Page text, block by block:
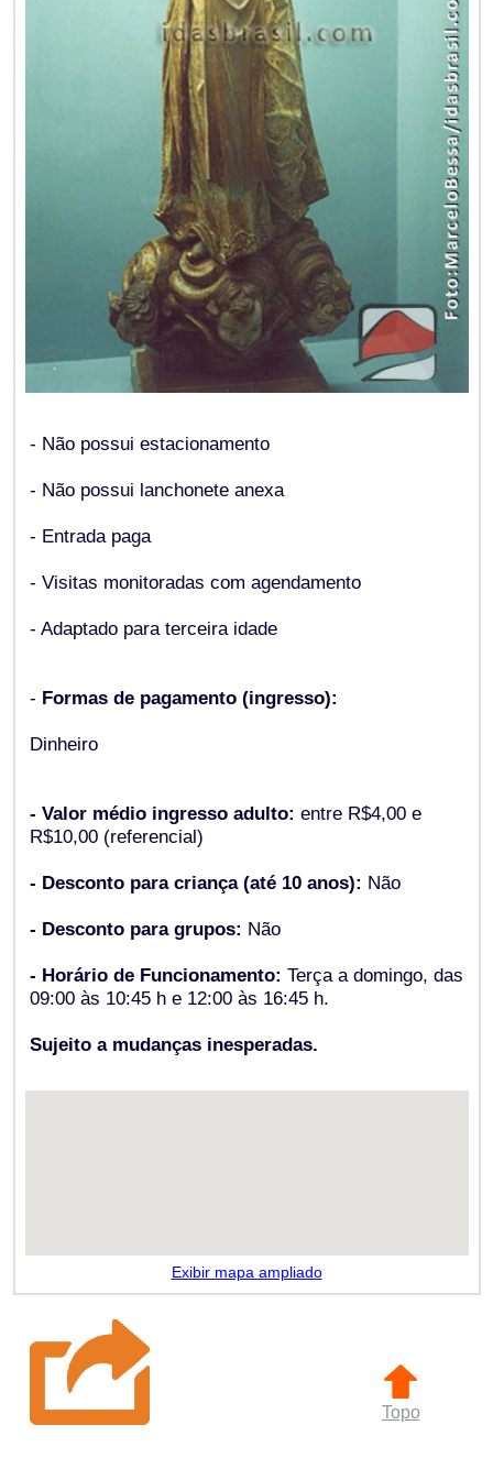
- Não possui estacionamento
- Não possui lanchonete anexa
- Entrada paga
- Visitas monitoradas com agendamento
- Adaptado para terceira idade
- Formas de pagamento (ingresso):
Dinheiro
- Valor médio ingresso adulto: entre R$4,00 e
R$10,00 (referencial)
- Desconto para criança (até 10 anos): Não
- Desconto para grupos: Não
- Horário de Funcionamento: Terça a domingo, das
09:00 às 10:45 h e 12:00 às 16:45 h.
Sujeito a mudanças inesperadas.
Exibir mapa ampliado
Topo